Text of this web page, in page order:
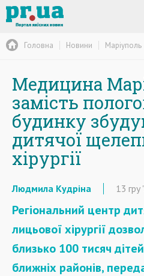
Головна Новини Маріуполь
Медицина
замість
будинку
дитячої
хірургії
Людмила Кудріна 13 гру
Регіональний центр
лицьової хірургії
близько 100 тисяч
ближніх районів,